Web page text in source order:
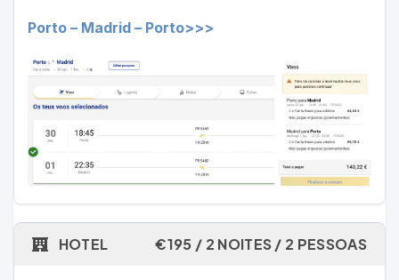
Porto – Madrid – Porto>>>
HOTEL €195 / 2 NOITES / 2 PESSOAS